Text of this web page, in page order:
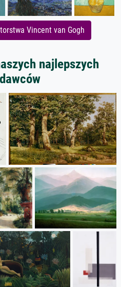
Vincent van Gogh
najlepszych